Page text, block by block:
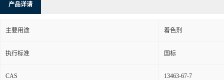
产品详请
主要用途 着色剂
执行标准 国标
CAS 13463-67-7